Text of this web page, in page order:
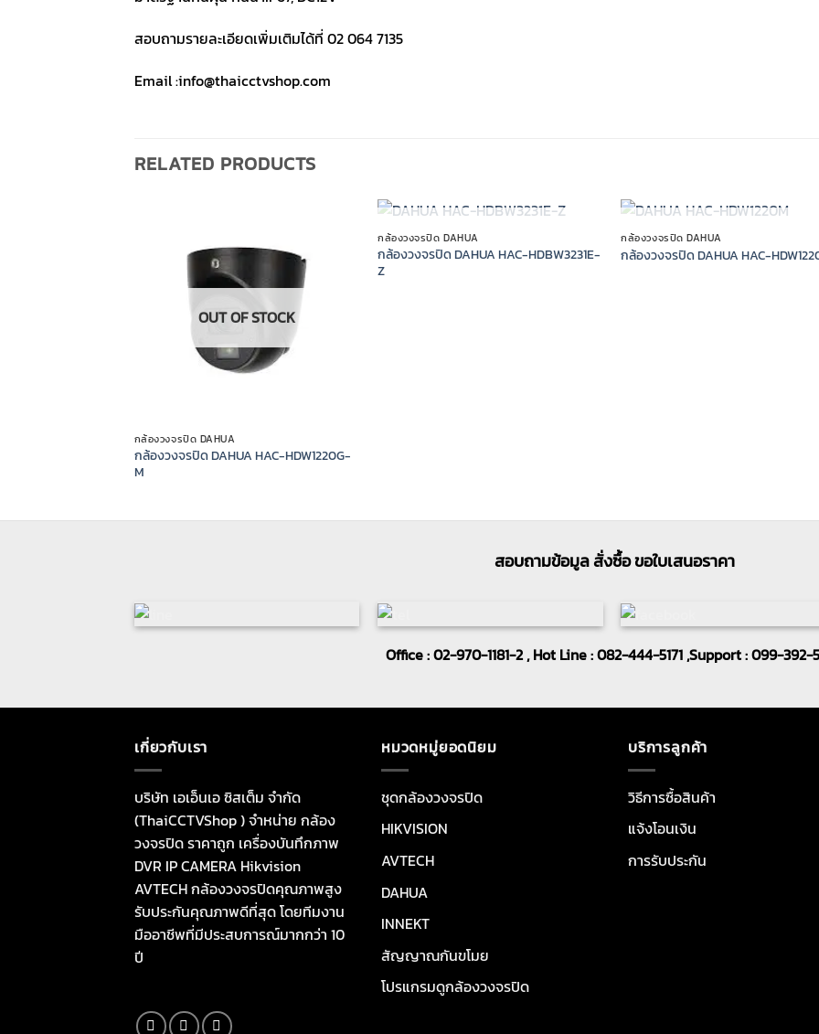
สอบถามรายละเอียดเพิ่มเติมได้ที่ 02 064 7135
Email :info@thaicctvshop.com
RELATED PRODUCTS
OUT OF STOCK
กล้องวงจรปิด DAHUA
กล้องวงจรปิด DAHUA HAC-HDW1220G-
M
OUT OF STOCK
กล้องวงจรปิด DAHUA
กล้องวงจรปิด DAHUA HAC-HDBW3231E-
Z
OUT OF STOCK
กล้องวงจรปิด DAHUA
กล้องวงจรปิด DAHUA HAC-
สอบถามข้อมูล สั่งซื้อ ขอใบเสนอราคา
Office : 02-970-1181-2 , Hot Line : 082-444-5171 ,Support : 099-392-
เกี่ยวกับเรา
บริษัท เอเอ็นเอ ซิสเต็ม จำกัด
(ThaiCCTVShop ) จำหน่าย กล้อง
วงจรปิด ราคาถูก เครื่องบันทึกภาพ
DVR IP CAMERA Hikvision
AVTECH กล้องวงจรปิดคุณภาพสูง
รับประกันคุณภาพดีที่สุด โดยทีมงาน
มืออาชีพที่มีประสบการณ์มากกว่า 10
ปี
หมวดหมู่ยอดนิยม
ชุดกล้องวงจรปิด
HIKVISION
AVTECH
DAHUA
INNEKT
สัญญาณกันขโมย
โปรแกรมดูกล้องวงจรปิด
บริการลูกค้า
วิธีการซื้อสินค้า
แจ้งโอนเงิน
การรับประกัน